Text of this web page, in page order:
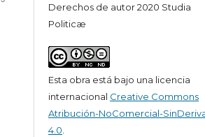
Derechos de autor 2020 Studia
Politicæ
Esta obra está bajo una licencia
internacional Creative Commons
Atribución-NoComercial-
4.0